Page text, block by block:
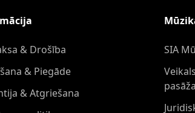
& Drošība
& Piegāde
& Atgriešana
SIA